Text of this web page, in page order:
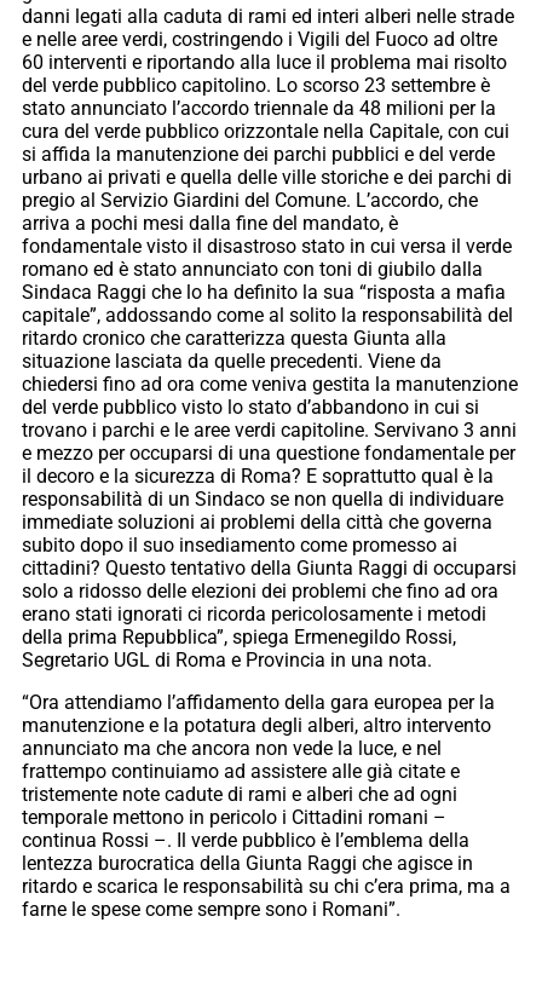
danni legati alla caduta di rami ed interi alberi nelle strade
e nelle aree verdi, costringendo i Vigili del Fuoco ad oltre
60 interventi e riportando alla luce il problema mai risolto
del verde pubblico capitolino. Lo scorso 23 settembre è
stato annunciato l’accordo triennale da 48 milioni per la
cura del verde pubblico orizzontale nella Capitale, con cui
si affida la manutenzione dei parchi pubblici e del verde
urbano ai privati e quella delle ville storiche e dei parchi di
pregio al Servizio Giardini del Comune. L’accordo, che
arriva a pochi mesi dalla fine del mandato, è
fondamentale visto il disastroso stato in cui versa il verde
romano ed è stato annunciato con toni di giubilo dalla
Sindaca Raggi che lo ha definito la sua “risposta a mafia
capitale”, addossando come al solito la responsabilità del
ritardo cronico che caratterizza questa Giunta alla
situazione lasciata da quelle precedenti. Viene da
chiedersi fino ad ora come veniva gestita la manutenzione
del verde pubblico visto lo stato d’abbandono in cui si
trovano i parchi e le aree verdi capitoline. Servivano 3 anni
e mezzo per occuparsi di una questione fondamentale per
il decoro e la sicurezza di Roma? E soprattutto qual è la
responsabilità di un Sindaco se non quella di individuare
immediate soluzioni ai problemi della città che governa
subito dopo il suo insediamento come promesso ai
cittadini? Questo tentativo della Giunta Raggi di occuparsi
solo a ridosso delle elezioni dei problemi che fino ad ora
erano stati ignorati ci ricorda pericolosamente i metodi
della prima Repubblica”, spiega Ermenegildo Rossi,
Segretario UGL di Roma e Provincia in una nota.
“Ora attendiamo l’affidamento della gara europea per la
manutenzione e la potatura degli alberi, altro intervento
annunciato ma che ancora non vede la luce, e nel
frattempo continuiamo ad assistere alle già citate e
tristemente note cadute di rami e alberi che ad ogni
temporale mettono in pericolo i Cittadini romani –
continua Rossi –. Il verde pubblico è l’emblema della
lentezza burocratica della Giunta Raggi che agisce in
ritardo e scarica le responsabilità su chi c’era prima, ma a
farne le spese come sempre sono i Romani”.